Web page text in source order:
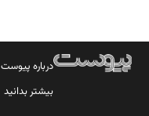
درباره پیوست
بیشتر بدانید